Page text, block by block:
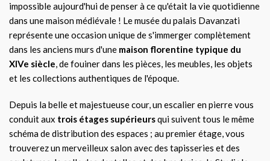
impossible aujourd'hui de penser à ce qu'était la vie quotidienne
dans une maison médiévale ! Le musée du palais Davanzati
représente une occasion unique de s'immerger complètement
dans les anciens murs d'une maison florentine typique du
XIVe siècle, de fouiner dans les pièces, les meubles, les objets
et les collections authentiques de l'époque.
Depuis la belle et majestueuse cour, un escalier en pierre vous
conduit aux trois étages supérieursqui suivent tous le même
schéma de distribution des espaces ; au premier étage, vous
trouverez un merveilleux salon avec des tapisseries et des